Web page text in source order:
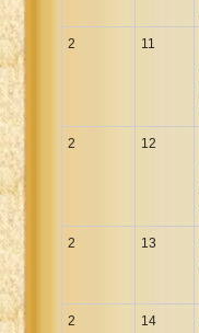
2 11
2 12
2 13
2 14